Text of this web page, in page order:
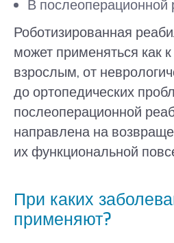
В послеоперационной
Роботизированная
может применяться как
взрослым, от
до ортопедических
послеоперационной
направлена ​​на
их функциональной
При каких
применяют?